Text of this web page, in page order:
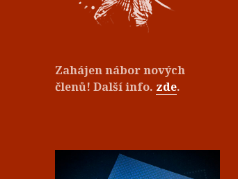
Zahájen nábor nových
členů! Další info. zde.